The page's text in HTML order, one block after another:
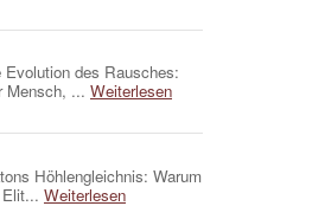
Evolution des Rausches:
Mensch, ... Weiterlesen
Höhlengleichnis: Warum
Weiterlesen